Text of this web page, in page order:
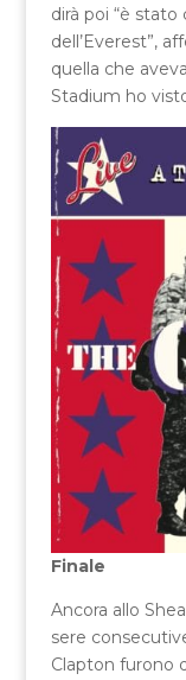
dirà poi “è
dell’Everest”,
quella che
Stadium ho
Finale
Ancora allo
sere
Clapton furono